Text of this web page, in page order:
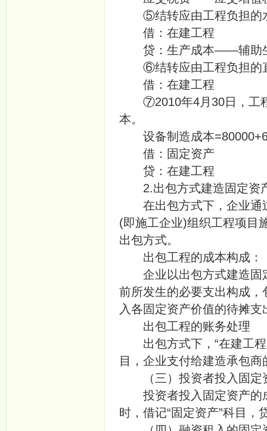
⑤结转应由工程负担的
借：在建
贷：生产成本
⑥结转应由工程负担的
借：在建
⑦2010年4月30日，工程
本。
设备制造成本
借：固定资
贷：在建
2.出包方式建造固定资
在出包方式下，企业通
(即施工企业)组织工程项目
出包方式。
出包工程的成本构成：
企业以出包方式建造固
前所发生的必要支出构成
入各固定资产价值的待摊支
出包工程的账务处理
出包方式下，“在建工程
目，企业支付给建造承包
（三）投资者投入固定
投资者投入固定资产的
时，借记“固定资产”科目，